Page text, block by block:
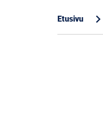
Etusivu chevron_right